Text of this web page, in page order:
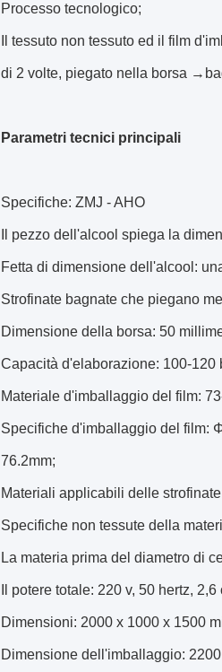
Processo tecnologico;
Il tessuto non tessuto ed il film
di 2 volte, piegato nella borsa
Parametri tecnici principali
Specifiche: ZMJ - AHO
Il pezzo dell'alcool spiega la
Fetta di dimensione dell'alcool:
Strofinate bagnate che piegano
Dimensione della borsa: 50
Capacità d'elaborazione: 100-120
Materiale d'imballaggio del film:
Specifiche d'imballaggio del film:
76.2mm;
Materiali applicabili delle
Specifiche non tessute della
La materia prima del diametro di
Il potere totale: 220 v, 50 hertz,
Dimensioni: 2000 x 1000 x 1500
Dimensione dell'imballaggio: